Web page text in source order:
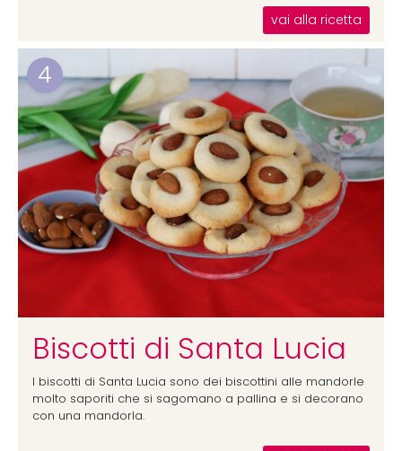
vai alla ricetta
4
Biscotti di Santa Lucia
I biscotti di Santa Lucia sono dei biscottini alle mandorle
molto saporiti che si sagomano a pallina e si decorano
con una mandorla.